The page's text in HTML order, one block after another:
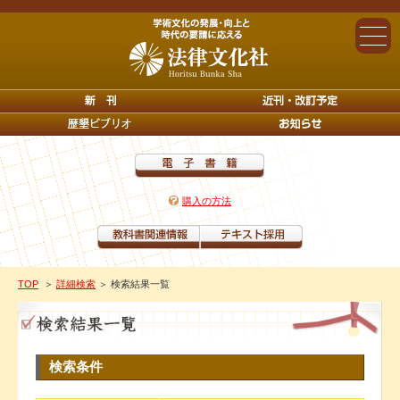
購入の方法
TOP ＞ 詳細検索 ＞ 検索結果一覧
検索条件